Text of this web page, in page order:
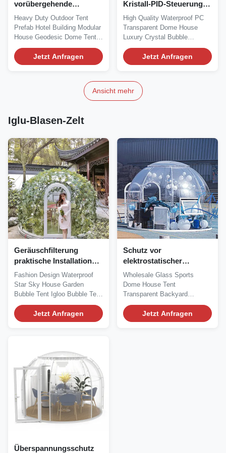
vorübergehende
Spannungsunterdrückung,
feuerdichtes Garten,
Iglu-Blasentent
Heavy Duty Outdoor Tent
Prefab Hotel Building Modular
House Geodesic Dome Tent
We are the source...
Jetzt Anfragen
Kristall-PID-Steuerung
6m Geodätische Kuppel
Motorsteuerung
High Quality Waterproof PC
Transparent Dome House
Luxury Crystal Bubble
Outdoor Dome We are the...
Jetzt Anfragen
Ansicht mehr
Iglu-Blasen-Zelt
Geräuschfilterung
praktische Installation
Garten wetterdicht Iglu-
Blasentent wasserdicht
Fashion Design Waterproof
Star Sky House Garden
Bubble Tent Igloo Bubble Tent
Dome house is...
Jetzt Anfragen
Schutz vor
elektrostatischer
Entladung
Wholesale Glass Sports
Dome House Tent
Transparent Backyard
Sunroom Igloo Bubble Tent
Silk Road...Jetzt Anfragen
Überspannungsschutz